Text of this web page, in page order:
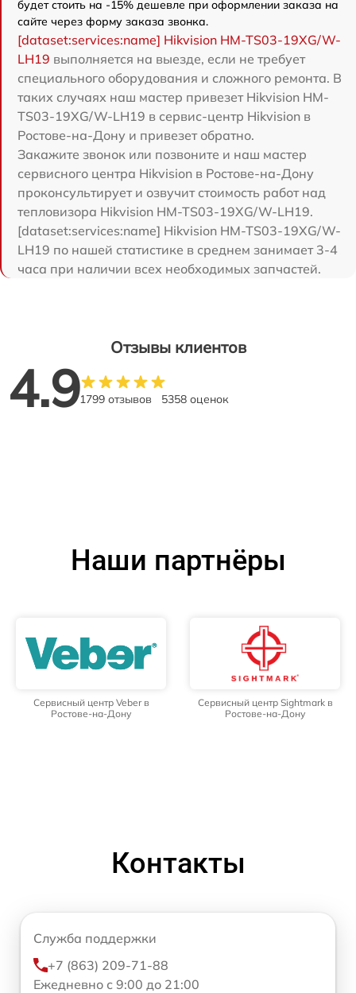
будет стоить на -15% дешевле при оформлении заказа на
сайте через форму заказа звонка.
[dataset:services:name] Hikvision HM-TS03-19XG/W-
LH19 выполняется на выезде, если не требует
специального оборудования и сложного ремонта. В
таких случаях наш мастер привезет Hikvision HM-
TS03-19XG/W-LH19 в сервис-центр Hikvision в
Ростове-на-Дону и привезет обратно.
Закажите звонок или позвоните и наш мастер
сервисного центра Hikvision в Ростове-на-Дону
проконсультирует и озвучит стоимость работ над
тепловизора Hikvision HM-TS03-19XG/W-LH19.
[dataset:services:name] Hikvision HM-TS03-19XG/W-
LH19 по нашей статистике в среднем занимает 3-4
часа при наличии всех необходимых запчастей.
Отзывы клиентов
4.91799 отзывов 5358 оценок
Наши партнёры
Сервисный центр Veber в
Ростове-на-Дону
Сервисный центр Sightmark в
Ростове-на-Дону
Контакты
Служба поддержки
+7 (863) 209-71-88
Ежедневно с 9:00 до 21:00